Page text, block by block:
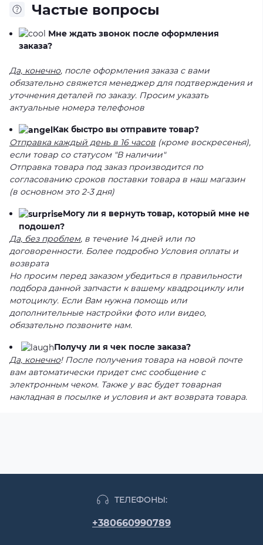
Частые вопросы
Мне ждать звонок после оформления
заказа?
Да, конечно, после оформления заказа с вами
обязательно свяжется менеджер для подтверждения и
уточнения деталей по заказу. Просим указать
актуальные номера телефонов
Как быстро вы отправите товар?
Отправка каждый день в 16 часов (кроме воскресенья),
если товар со статусом "В наличии"
Отправка товара под заказ производится по
согласованию сроков поставки товара в наш магазин
(в основном это 2-3 дня)
Могу ли я вернуть товар, который мне не
подошел?
Да, без проблем, в течение 14 дней или по
договоренности. Более подробно Условия оплаты и
возврата
Но просим перед заказом убедиться в правильности
подбора данной запчасти к вашему квадроциклу или
мотоциклу. Если Вам нужна помощь или
дополнительные настройки фото или видео,
обязательно позвоните нам.
Получу ли я чек после заказа?
Да, конечно! После получения товара на новой почте
вам автоматически придет смс сообщение с
электронным чеком. Также у вас будет товарная
накладная в посылке и условия и акт возврата товара.
ТЕЛЕФОНЫ:
+380660990789